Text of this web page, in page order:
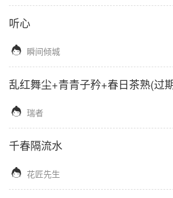
听心
 瞬间倾城
乱红舞尘+青青子矜+春日茶熟(过
 瑞者
千春隔流水
 花匠先生